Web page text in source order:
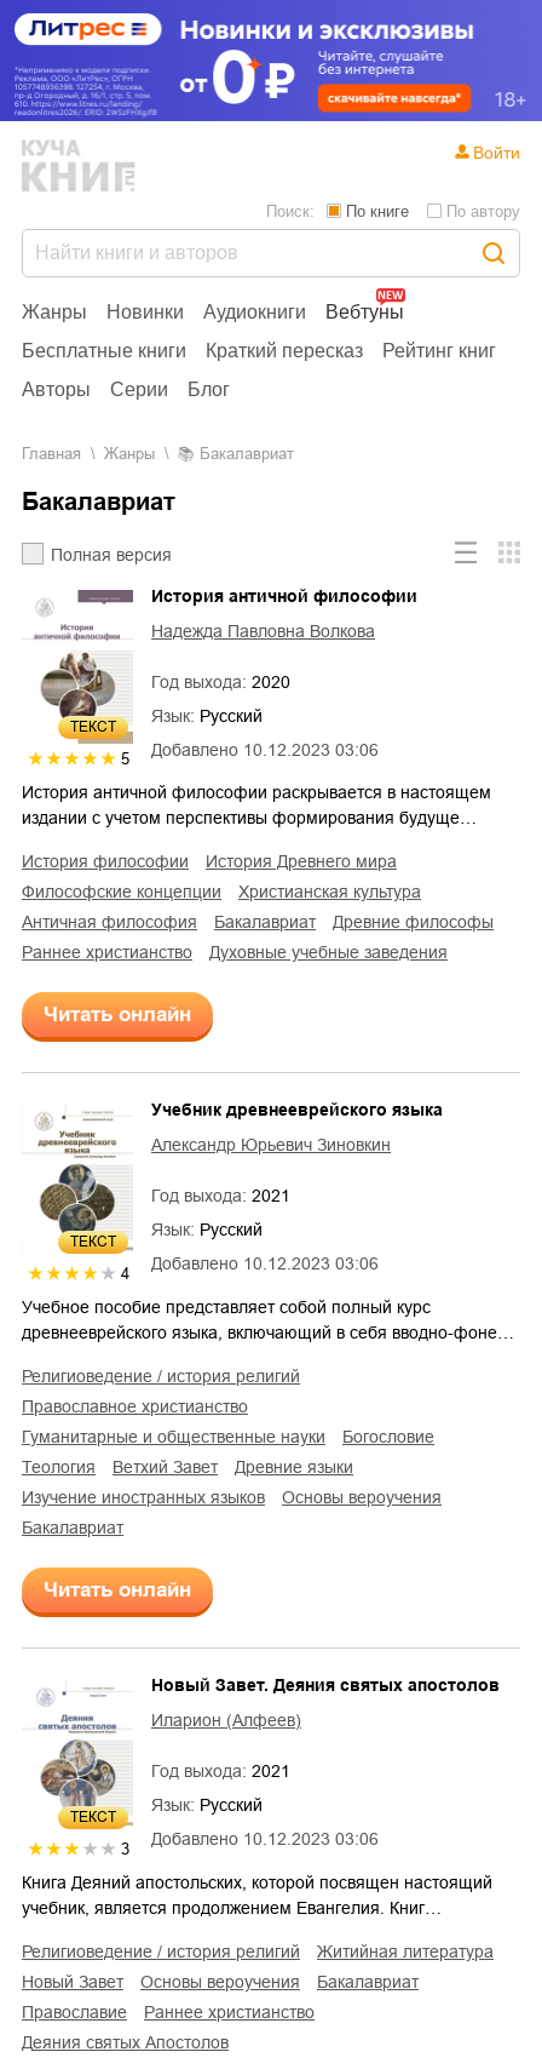
Жанры Новинки Аудиокниги
Вебтуны
Бесплатные книги
Краткий пересказ
Рейтинг книг
Авторы
Серии Блог
Поиск: По книге По автору
Войти
Главная Жанры Бакалавриат
Бакалавриат
Полная версия
ТЕКСТ
5 Добавлено 10.12.2023 03:06
История античной философии
Надежда Павловна Волкова
Год выхода: 2020
Язык: Русский
История античной философии раскрывается в настоящем
издании с учетом перспективы формирования будуще…
история философии
история Древнего мира
философские концепции
христианская культура
античная философия
бакалавриат
древние философы
раннее христианство
духовные учебные заведения
Читать онлайн
ТЕКСТ
4 Добавлено 10.12.2023 03:06
Учебник древнееврейского языка
Александр Юрьевич Зиновкин
Год выхода: 2021
Язык: Русский
Учебное пособие представляет собой полный курс
древнееврейского языка, включающий в себя вводно-фоне…
религиоведение / история религий
православное христианство
гуманитарные и общественные науки
богословие
теология
Ветхий Завет
древние языки
изучение иностранных языков
основы вероучения
бакалавриат
Читать онлайн
ТЕКСТ
3 Добавлено 10.12.2023 03:06
Новый Завет. Деяния святых апостолов
Иларион (Алфеев)
Год выхода: 2021
Язык: Русский
Книга Деяний апостольских, которой посвящен настоящий
учебник, является продолжением Евангелия. Книг…
религиоведение / история религий
житийная литература
Новый Завет
основы вероучения
бакалавриат
православие
раннее христианство
деяния святых Апостолов